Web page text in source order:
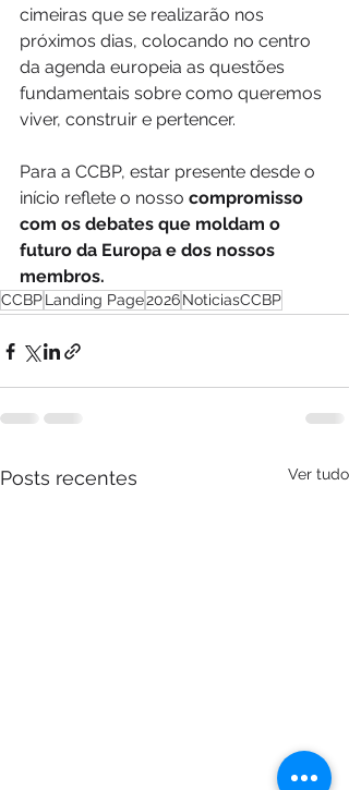
cimeiras que se realizarão nos
próximos dias, colocando no centro
da agenda europeia as questões
fundamentais sobre como queremos
viver, construir e pertencer.
Para a CCBP, estar presente desde o
início reflete o nosso compromisso
com os debates que moldam o
futuro da Europa e dos nossos
membros.
CCBPLanding Page2026NoticiasCCBP
Posts recentes Ver tudo